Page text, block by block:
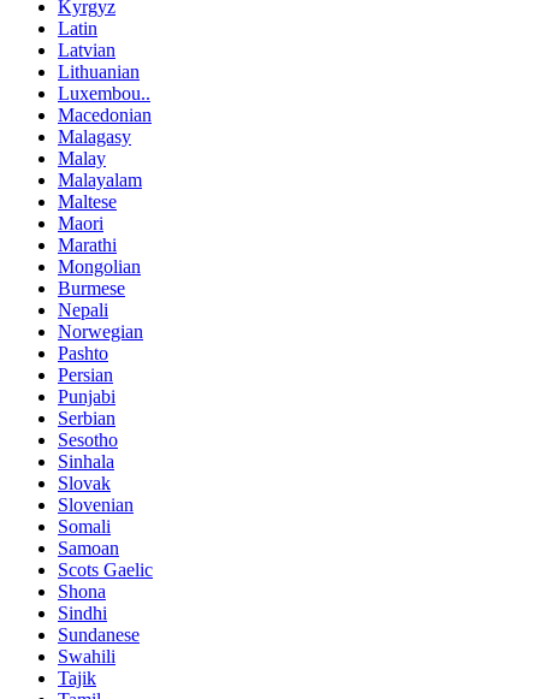
Kyrgyz
Latin
Latvian
Lithuanian
Luxembou..
Macedonian
Malagasy
Malay
Malayalam
Maltese
Maori
Marathi
Mongolian
Burmese
Nepali
Norwegian
Pashto
Persian
Punjabi
Serbian
Sesotho
Sinhala
Slovak
Slovenian
Somali
Samoan
Scots Gaelic
Shona
Sindhi
Sundanese
Swahili
Tajik